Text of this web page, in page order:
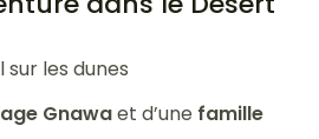
sur les dunes
Gnawaet d’une famille